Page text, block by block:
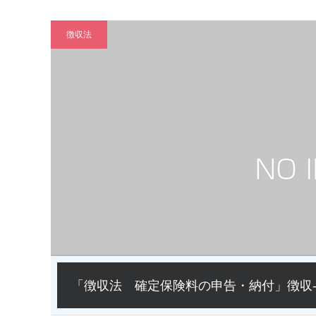
徴収法
「徴収法 確定保険料の申告・納付」徴収